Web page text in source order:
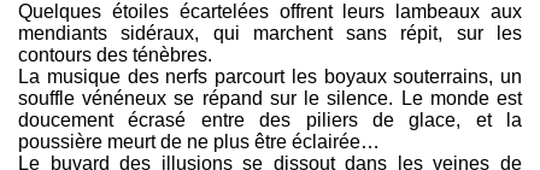
Quelques étoiles écartelées offrent leurs lambeaux aux
mendiants sidéraux, qui marchent sans répit, sur les
contours des ténèbres.
La musique des nerfs parcourt les boyaux souterrains, un
souffle vénéneux se répand sur le silence. Le monde est
doucement écrasé entre des piliers de glace, et la
poussière meurt de ne plus être éclairée…
Le buvard des illusions se dissout dans les veines de